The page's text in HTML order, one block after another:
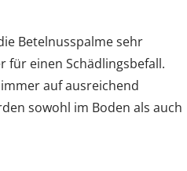
Betelnusspalme sehr
für einen Schädlingsbefall.
auf ausreichend
sowohl im Boden als auch